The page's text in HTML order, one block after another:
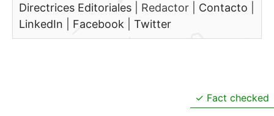
Directrices Editoriales Redactor Contacto
LinkedIn
Facebook Twitter
Fact checked